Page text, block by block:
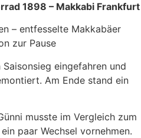
1898 – Makkabi Frankfurt
– entfesselte Makkabäer
zur Pause
eingefahren und
Am Ende stand ein
musste im Vergleich zum
paar Wechsel vornehmen.